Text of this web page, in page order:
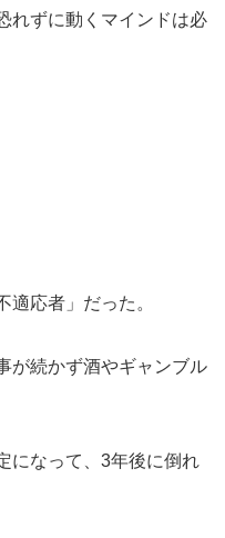
れずに動くマインドは必
応者」だった。
が続かず酒やギャンブル
になって、3年後に倒れ